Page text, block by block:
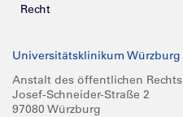
Forschung
Karriere
Presse
Glossar
Recht
Compliance
Impressum
Universitätsklinikum Würzburg
Anstalt des öffentlichen Rechts
Josef-Schneider-Straße 2
97080 Würzburg